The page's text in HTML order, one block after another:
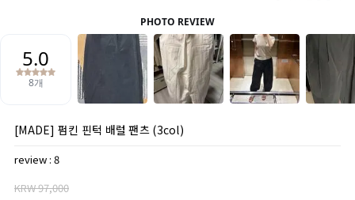
[MADE] 펌킨 핀턱 배럴 팬츠 (3col)
review : 8
KRW 97,000